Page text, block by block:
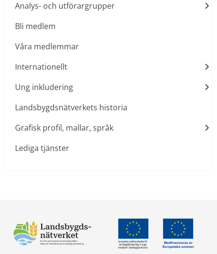
Analys- och utförargrupper
Bli medlem
Våra medlemmar
Internationellt
Ung inkludering
Landsbygdsnätverkets historia
Grafisk profil, mallar, språk
Lediga tjänster